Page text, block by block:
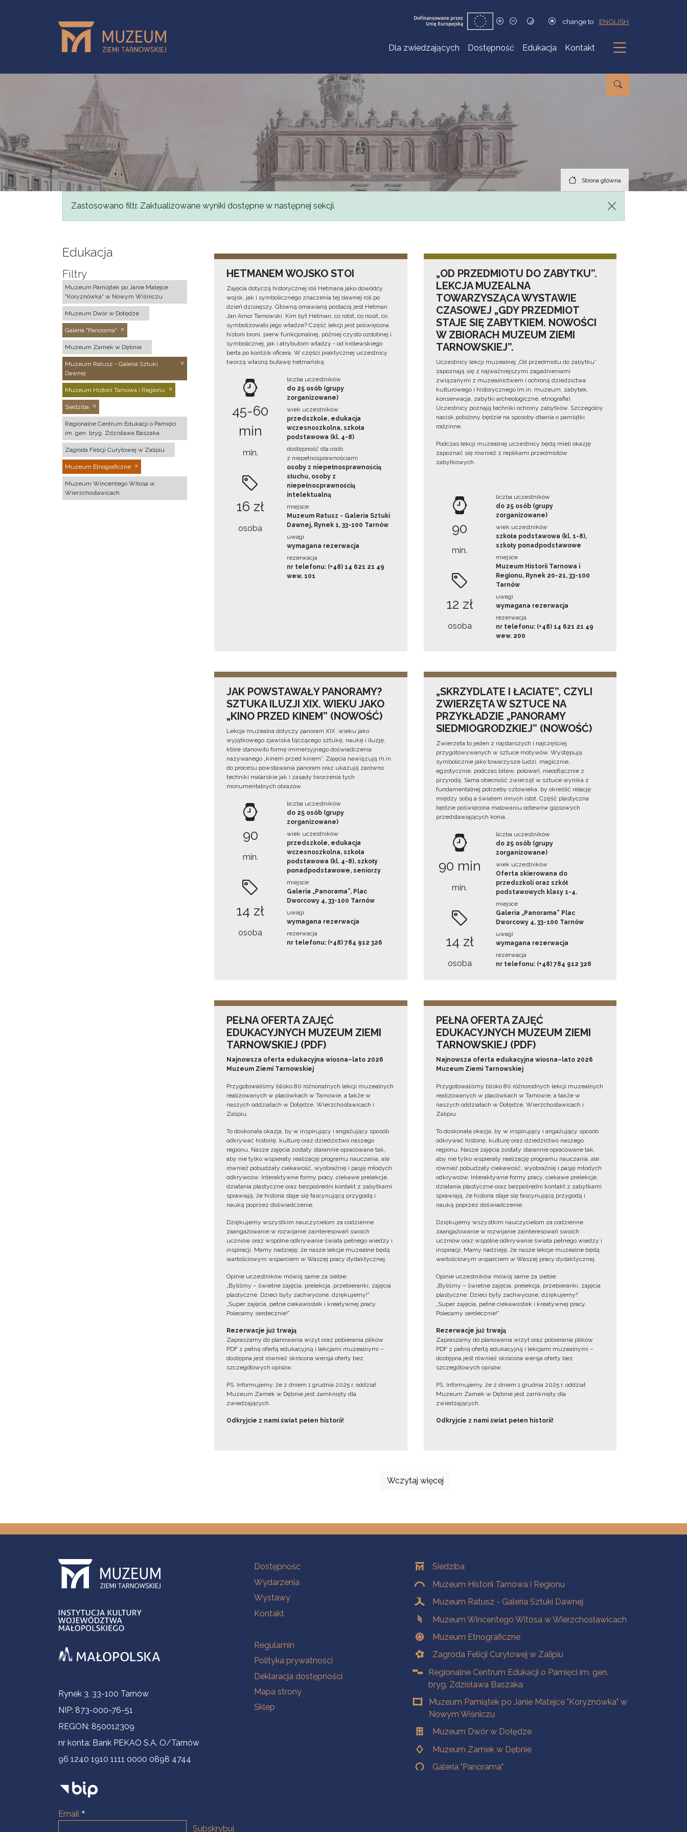
change to ENGLISH
Dla zwiedzających Dostępność Edukacja Kontakt
Podmenu
Strona główna
Komunikat
Zastosowano filtr. Zaktualizowane wyniki dostępne w następnej sekcji.
Edukacja
Filtry
Muzeum Pamiątek po Janie Matejce
"Koryznówka" w Nowym Wiśniczu
Muzeum Dwór w Dołędze
Galeria "Panorama"
Muzeum Zamek w Dębnie
Muzeum Ratusz - Galeria Sztuki
Dawnej
Muzeum Historii Tarnowa i Regionu
Siedziba
Regionalne Centrum Edukacji o Pamięci
im. gen. bryg. Zdzisława Baszaka
Zagroda Felicji Curyłowej w Zalipiu
Muzeum Etnograficzne
Muzeum Wincentego Witosa w
Wierzchosławicach
HETMANEM WOJSKO STOI
Zajęcia dotyczą historycznej roli Hetmana jako dowódcy
wojsk, jak i symbolicznego znaczenia tej dawnej roli po
dzień dzisiejszy. Główną omawianą postacią jest Hetman
Jan Amor Tarnowski. Kim był Hetman, co robił, co nosił, co
symbolizowało jego władze? Część lekcji jest poświęcona
historii broni, pierw funkcjonalnej, później czysto ozdobnej i
symbolicznej, jak i atrybutom władzy - od królewskiego
berła po kordzik oficera. W części praktycznej uczestnicy
tworzą własną buławę hetmańską.
45-60
min
min.
16 zł
osoba
liczba uczestników
do 25 osób (grupy
zorganizowane)
wiek uczestników
przedszkole, edukacja
wczesnoszkolna, szkoła
podstawowa (kl. 4-8)
dostępność dla osób
z niepełnosprawnościami
osoby z niepełnosprawnością
słuchu, osoby z
niepełnosprawnością
intelektualną
miejsce
Muzeum Ratusz - Galeria Sztuki
Dawnej, Rynek 1, 33-100 Tarnów
uwagi
wymagana rezerwacja
rezerwacja
nr telefonu: (+48) 14 621 21 49
wew. 101
„OD PRZEDMIOTU DO ZABYTKU”.
LEKCJA MUZEALNA
TOWARZYSZĄCA WYSTAWIE
CZASOWEJ „GDY PRZEDMIOT
STAJE SIĘ ZABYTKIEM. NOWOŚCI
W ZBIORACH MUZEUM ZIEMI
TARNOWSKIEJ”.
Uczestnicy lekcji muzealnej „Od przedmiotu do zabytku”
zapoznają się z najważniejszymi zagadnieniami
związanymi z muzealnictwem i ochroną dziedzictwa
kulturowego i historycznego (m.in. muzeum, zabytek,
konserwacja, zabytki archeologiczne, etnografia).
Uczestnicy poznają techniki ochrony zabytków. Szczególny
nacisk położony będzie na sposoby dbania o pamiątki
rodzinne.
Podczas lekcji muzealnej uczestnicy będą mieli okazję
zapoznać się również z replikami przedmiotów
zabytkowych.
90
min.
12 zł
osoba
liczba uczestników
do 25 osób (grupy
zorganizowane)
wiek uczestników
szkoła podstawowa (kl. 1-8),
szkoły ponadpodstawowe
miejsce
Muzeum Historii Tarnowa i
Regionu, Rynek 20-21, 33-100
Tarnów
uwagi
wymagana rezerwacja
rezerwacja
nr telefonu: (+48) 14 621 21 49
wew. 200
JAK POWSTAWAŁY PANORAMY?
SZTUKA ILUZJI XIX. WIEKU JAKO
„KINO PRZED KINEM” (NOWOŚĆ)
Lekcja muzealna dotyczy panoram XIX. wieku jako
wyjątkowego zjawiska łączącego sztukę, naukę i iluzję,
które stanowiło formę immersyjnego doświadczenia
nazywanego „kinem przed kinem”. Zajęcia nawiązują m.in.
do procesu powstawania panoram oraz ukazują zarówno
techniki malarskie jak i zasady tworzenia tych
monumentalnych obrazów.
90
min.
14 zł
osoba
liczba uczestników
do 25 osób (grupy
zorganizowane)
wiek uczestników
przedszkole, edukacja
wczesnoszkolna, szkoła
podstawowa (kl. 4-8), szkoły
ponadpodstawowe, seniorzy
miejsce
Galeria „Panorama”, Plac
Dworcowy 4, 33-100 Tarnów
uwagi
wymagana rezerwacja
rezerwacja
nr telefonu: (+48) 784 912 326
„SKRZYDLATE I ŁACIATE”, CZYLI
ZWIERZĘTA W SZTUCE NA
PRZYKŁADZIE „PANORAMY
SIEDMIOGRODZKIEJ” (NOWOŚĆ)
Zwierzęta to jeden z najstarszych i najczęściej
przygotowywanych w sztuce motywów. Występują
symbolicznie jako towarzysze ludzi, magicznie,
egzotycznie, podczas bitew, polowań, nieodłącznie z
przyrodą. Sama obecność zwierząt w sztuce wynika z
fundamentalnej potrzeby człowieka, by określić relację
między sobą a światem innych istot. Część plastyczna
będzie poświęcona malowaniu odlewów gipsowych
przedstawiających konia.
90 min
min.
14 zł
osoba
liczba uczestników
do 25 osób (grupy
zorganizowane)
wiek uczestników
Oferta skierowana do
przedszkoli oraz szkół
podstawowych klasy 1-4.
miejsce
Galeria „Panorama” Plac
Dworcowy 4, 33-100 Tarnów
uwagi
wymagana rezerwacja
rezerwacja
nr telefonu: (+48) 784 912 326
PEŁNA OFERTA ZAJĘĆ
EDUKACYJNYCH MUZEUM ZIEMI
TARNOWSKIEJ (PDF)
Najnowsza oferta edukacyjna wiosna–lato 2026
Muzeum Ziemi Tarnowskiej
Przygotowaliśmy blisko 80 różnorodnych lekcji muzealnych
realizowanych w placówkach w Tarnowie, a także w
naszych oddziałach w Dołędze, Wierzchosławicach i
Zalipiu.
To doskonała okazja, by w inspirujący i angażujący sposób
odkrywać historię, kulturę oraz dziedzictwo naszego
regionu. Nasze zajęcia zostały starannie opracowane tak,
aby nie tylko wspierały realizację programu nauczania, ale
również pobudzały ciekawość, wyobraźnię i pasję młodych
odkrywców. Interaktywne formy pracy, ciekawe prelekcje,
działania plastyczne oraz bezpośredni kontakt z zabytkami
sprawiają, że historia staje się fascynującą przygodą i
nauką poprzez doświadczenie.
Dziękujemy wszystkim nauczycielom za codzienne
zaangażowanie w rozwijanie zainteresowań swoich
uczniów oraz wspólne odkrywanie świata pełnego wiedzy i
inspiracji. Mamy nadzieję, że nasze lekcje muzealne będą
wartościowym wsparciem w Waszej pracy dydaktycznej.
Opinie uczestników mówią same za siebie:
„Byliśmy – świetne zajęcia, prelekcja, przebieranki, zajęcia
plastyczne. Dzieci były zachwycone, dziękujemy!”
„Super zajęcia, pełne ciekawostek i kreatywnej pracy.
Polecamy serdecznie!”
Rezerwacje już trwają
Zapraszamy do planowania wizyt oraz pobierania plików
PDF z pełną ofertą edukacyjną i lekcjami muzealnymi –
dostępna jest również skrócona wersja oferty bez
szczegółowych opisów.
PS. Informujemy, że z dniem 1 grudnia 2025 r. oddział
Muzeum Zamek w Dębnie jest zamknięty dla
zwiedzających.
Odkryjcie z nami świat pełen historii!
PEŁNA OFERTA ZAJĘĆ
EDUKACYJNYCH MUZEUM ZIEMI
TARNOWSKIEJ (PDF)
Najnowsza oferta edukacyjna wiosna–lato 2026
Muzeum Ziemi Tarnowskiej
Przygotowaliśmy blisko 80 różnorodnych lekcji muzealnych
realizowanych w placówkach w Tarnowie, a także w
naszych oddziałach w Dołędze, Wierzchosławicach i
Zalipiu.
To doskonała okazja, by w inspirujący i angażujący sposób
odkrywać historię, kulturę oraz dziedzictwo naszego
regionu. Nasze zajęcia zostały starannie opracowane tak,
aby nie tylko wspierały realizację programu nauczania, ale
również pobudzały ciekawość, wyobraźnię i pasję młodych
odkrywców. Interaktywne formy pracy, ciekawe prelekcje,
działania plastyczne oraz bezpośredni kontakt z zabytkami
sprawiają, że historia staje się fascynującą przygodą i
nauką poprzez doświadczenie.
Dziękujemy wszystkim nauczycielom za codzienne
zaangażowanie w rozwijanie zainteresowań swoich
uczniów oraz wspólne odkrywanie świata pełnego wiedzy i
inspiracji. Mamy nadzieję, że nasze lekcje muzealne będą
wartościowym wsparciem w Waszej pracy dydaktycznej.
Opinie uczestników mówią same za siebie:
„Byliśmy – świetne zajęcia, prelekcja, przebieranki, zajęcia
plastyczne. Dzieci były zachwycone, dziękujemy!”
„Super zajęcia, pełne ciekawostek i kreatywnej pracy.
Polecamy serdecznie!”
Rezerwacje już trwają
Zapraszamy do planowania wizyt oraz pobierania plików
PDF z pełną ofertą edukacyjną i lekcjami muzealnymi –
dostępna jest również skrócona wersja oferty bez
szczegółowych opisów.
PS. Informujemy, że z dniem 1 grudnia 2025 r. oddział
Muzeum Zamek w Dębnie jest zamknięty dla
zwiedzających.
Odkryjcie z nami świat pełen historii!
Wczytaj więcej
Informacje kontaktowe
Rynek 3, 33-100 Tarnów
NIP: 873-000-76-51
REGON: 850012309
nr konta: Bank PEKAO S.A. O/Tarnów
96 1240 1910 1111 0000 0898 4744
Email
Na skróty
Dostępność
Wydarzenia
Wystawy
Kontakt
Na skróty
Regulamin
Polityka prywatności
Deklaracja dostępności
Mapa strony
Sklep
OddziałySiedziba
Muzeum Historii Tarnowa i Regionu
Muzeum Ratusz - Galeria Sztuki Dawnej
Muzeum Wincentego Witosa w Wierzchosławicach
Muzeum Etnograficzne
Zagroda Felicji Curyłowej w Zalipiu
Regionalne Centrum Edukacji o Pamięci im. gen.
bryg. Zdzisława Baszaka
Muzeum Pamiątek po Janie Matejce "Koryznówka" w
Nowym Wiśniczu
Muzeum Dwór w Dołędze
Muzeum Zamek w Dębnie
Galeria "Panorama"